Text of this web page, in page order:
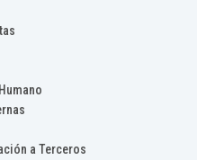
a Terceros